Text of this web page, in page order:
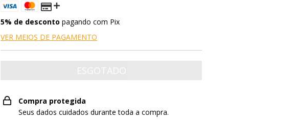
5% de desconto pagando com Pix
VER MEIOS DE PAGAMENTO
Compra protegida
Seus dados cuidados durante toda a compra.